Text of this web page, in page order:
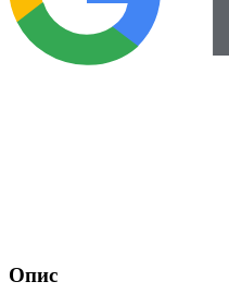
Опис